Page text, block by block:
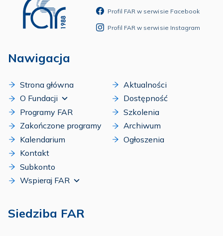
Profil FAR w serwisie Facebook
Profil FAR w serwisie Instagram
Nawigacja
Strona główna
O Fundacji
Programy FAR
Zakończone programy
Kalendarium
Kontakt
Subkonto
Wspieraj FAR
Aktualności
Dostępność
Szkolenia
Archiwum
Ogłoszenia
Siedziba FAR